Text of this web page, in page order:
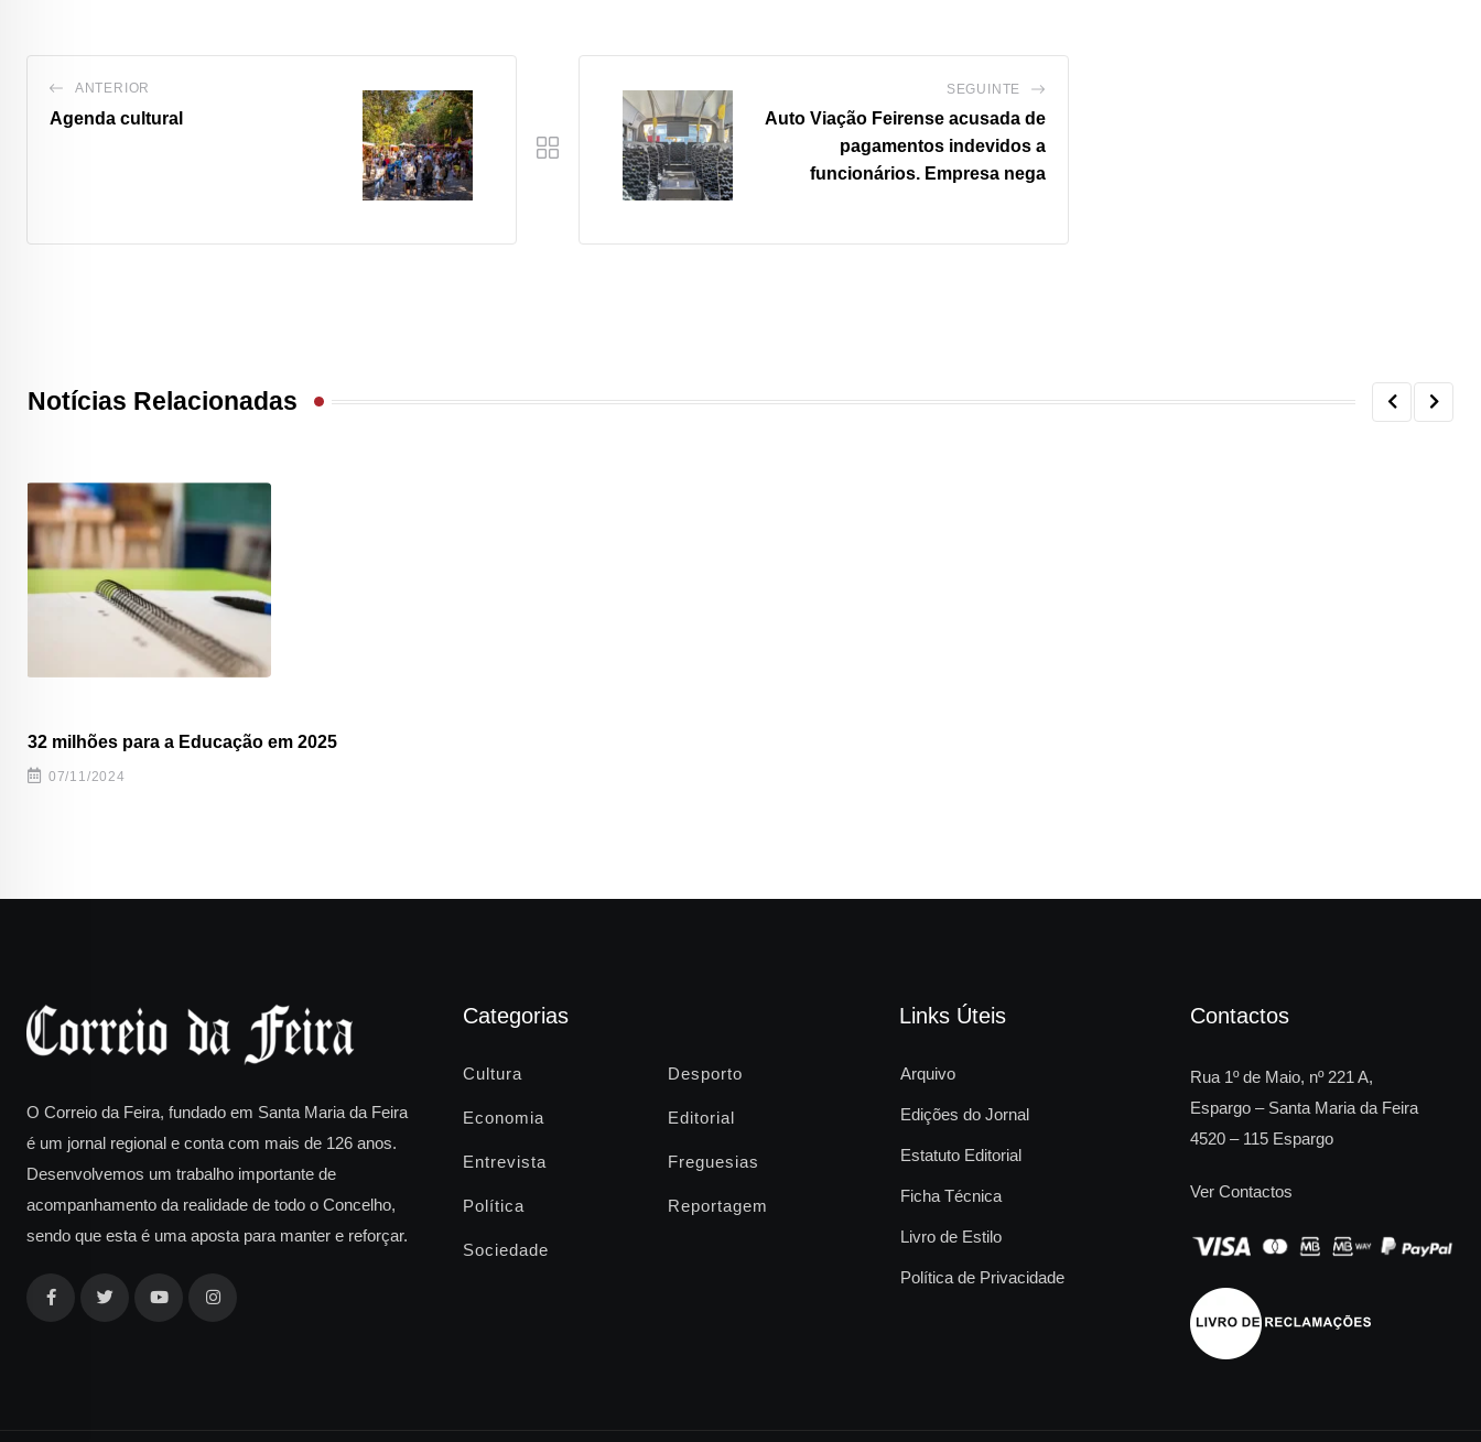
ANTERIOR
Agenda cultural
SEGUINTE
Auto Viação Feirense acusada de
pagamentos indevidos a
funcionários. Empresa nega
Notícias Relacionadas
32 milhões para a Educação em 2025
07/11/2024
O Correio da Feira, fundado em Santa Maria da Feira
é um jornal regional e conta com mais de 126 anos.
Desenvolvemos um trabalho importante de
acompanhamento da realidade de todo o Concelho,
sendo que esta é uma aposta para manter e reforçar.
Categorias
Cultura Desporto
Economia Editorial
Entrevista Freguesias
Política Reportagem
Sociedade
Links Úteis
Arquivo
Edições do Jornal
Estatuto Editorial
Ficha Técnica
Livro de Estilo
Política de Privacidade
Contactos
Rua 1º de Maio, nº 221 A,
Espargo – Santa Maria da Feira
4520 – 115 Espargo
Ver Contactos